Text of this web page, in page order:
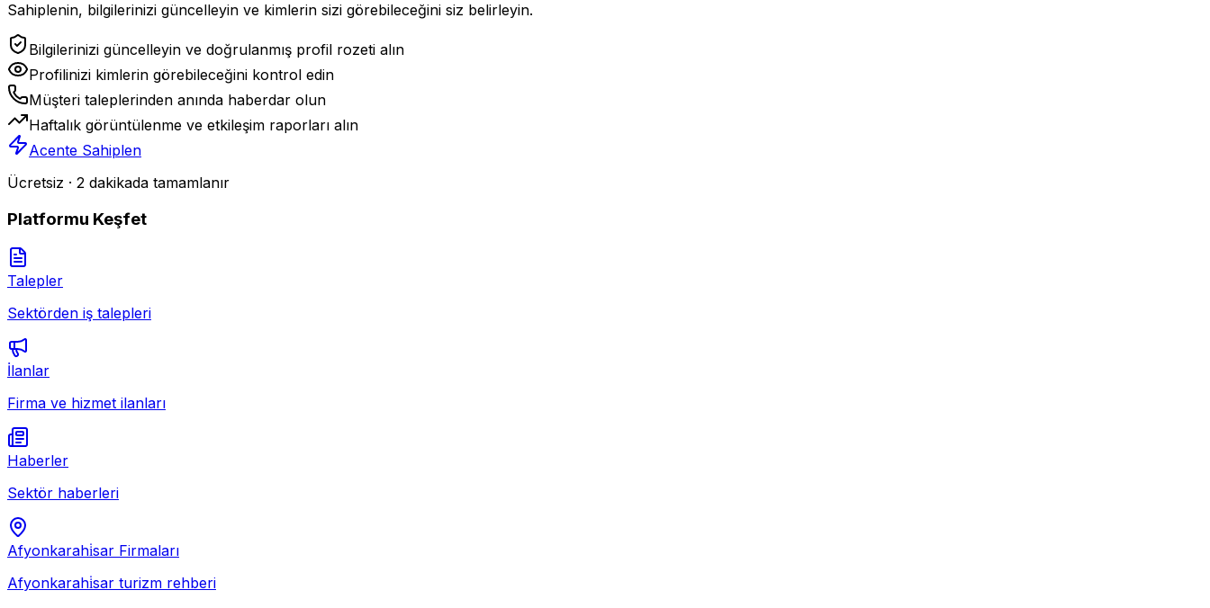
Sahiplenin, bilgilerinizi güncelleyin ve kimlerin sizi görebileceğini siz belirleyin.
Bilgilerinizi güncelleyin ve doğrulanmış profil rozeti alın
Profilinizi kimlerin görebileceğini kontrol edin
Müşteri taleplerinden anında haberdar olun
Haftalık görüntülenme ve etkileşim raporları alın
Acente Sahiplen
Ücretsiz · 2 dakikada tamamlanır
Platformu Keşfet
Talepler
Sektörden iş talepleri
İlanlar
Firma ve hizmet ilanları
Haberler
Sektör haberleri
Afyonkarahi̇sar Firmaları
Afyonkarahi̇sar turizm rehberi